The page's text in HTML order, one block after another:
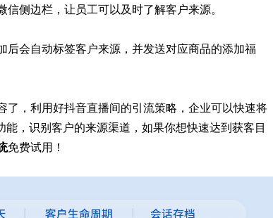
侧边栏，让员工可以及时了解客户来源。
后会自动标签客户来源，并发送对应商品的添加福
，利用好抖音直播间的引流策略，企业可以快速将
，识别客户的来源渠道，如果你想快速达到获客目
免费试用！